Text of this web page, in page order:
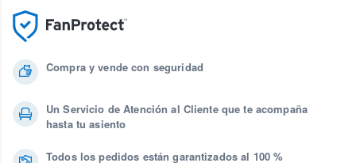
Compra y vende con seguridad
Un Servicio de Atención al Cliente que te acompaña
hasta tu asiento
Todos los pedidos están garantizados al 100 %